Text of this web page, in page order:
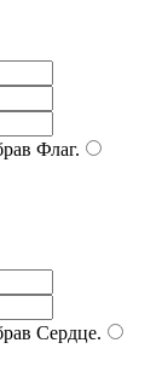
Флаг.
Сердце.